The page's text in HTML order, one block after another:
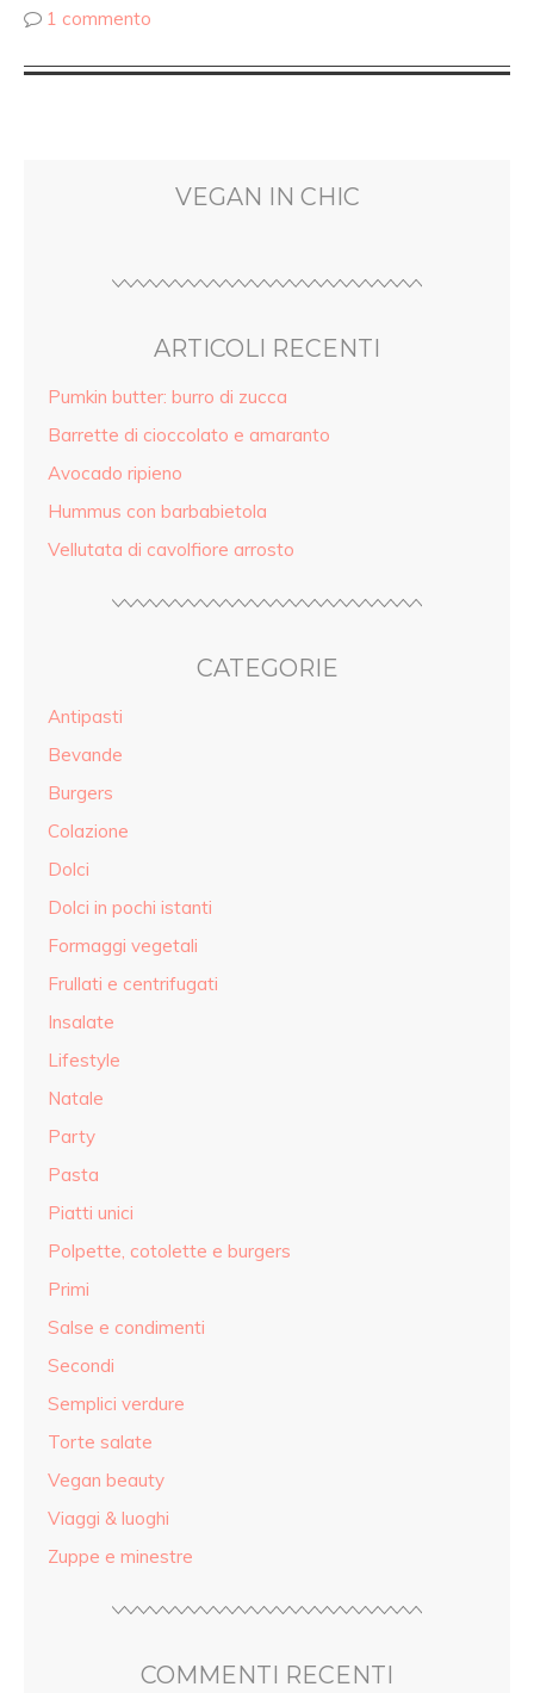
1 commento
VEGAN IN CHIC
ARTICOLI RECENTI
Pumkin butter: burro di zucca
Barrette di cioccolato e amaranto
Avocado ripieno
Hummus con barbabietola
Vellutata di cavolfiore arrosto
CATEGORIE
Antipasti
Bevande
Burgers
Colazione
Dolci
Dolci in pochi istanti
Formaggi vegetali
Frullati e centrifugati
Insalate
Lifestyle
Natale
Party
Pasta
Piatti unici
Polpette, cotolette e burgers
Primi
Salse e condimenti
Secondi
Semplici verdure
Torte salate
Vegan beauty
Viaggi & luoghi
Zuppe e minestre
COMMENTI RECENTI